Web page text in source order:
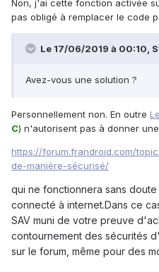
Non, j'ai cette fonction activée
pas obligé à remplacer le code
Le 17/06/2019 à 00:10,
Avez-vous une solution ?
Personnellement non. En outre
C) n'autorisent pas à donner
https://forum.frandroid.com/
de-manière-sécurisé/
qui ne fonctionnera sans
connecté à internet.Dans ce
SAV muni de votre preuve
contournement des sécurités
sur le forum, même pour des